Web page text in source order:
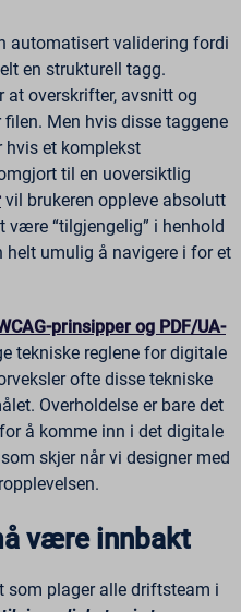
automatisert validering fordi
en strukturell tagg.
at overskrifter, avsnitt og
Men hvis disse taggene
hvis et komplekst
til en uoversiktlig
vil brukeren oppleve absolutt
være “tilgjengelig” i henhold
helt umulig å navigere i for et
prinsipper og PDF/UA-
tekniske reglene for digitale
ofte disse tekniske
Overholdelse er bare det
å komme inn i det digitale
skjer når vi designer med
være innbakt
plager alle driftsteam i